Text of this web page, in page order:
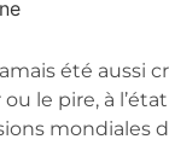
été aussi
le pire, à
mondiales